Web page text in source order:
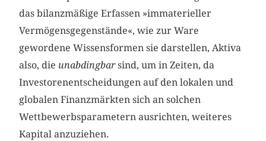
das bilanzmäßige Erfassen »immaterieller
Vermögensgegenstände«, wie zur Ware
gewordene Wissensformen sie darstellen, Aktiva
also, die unabdingbarsind, um in Zeiten, da
Investorenentscheidungen auf den lokalen und
globalen Finanzmärkten sich an solchen
Wettbewerbsparametern ausrichten, weiteres
Kapital anzuziehen.